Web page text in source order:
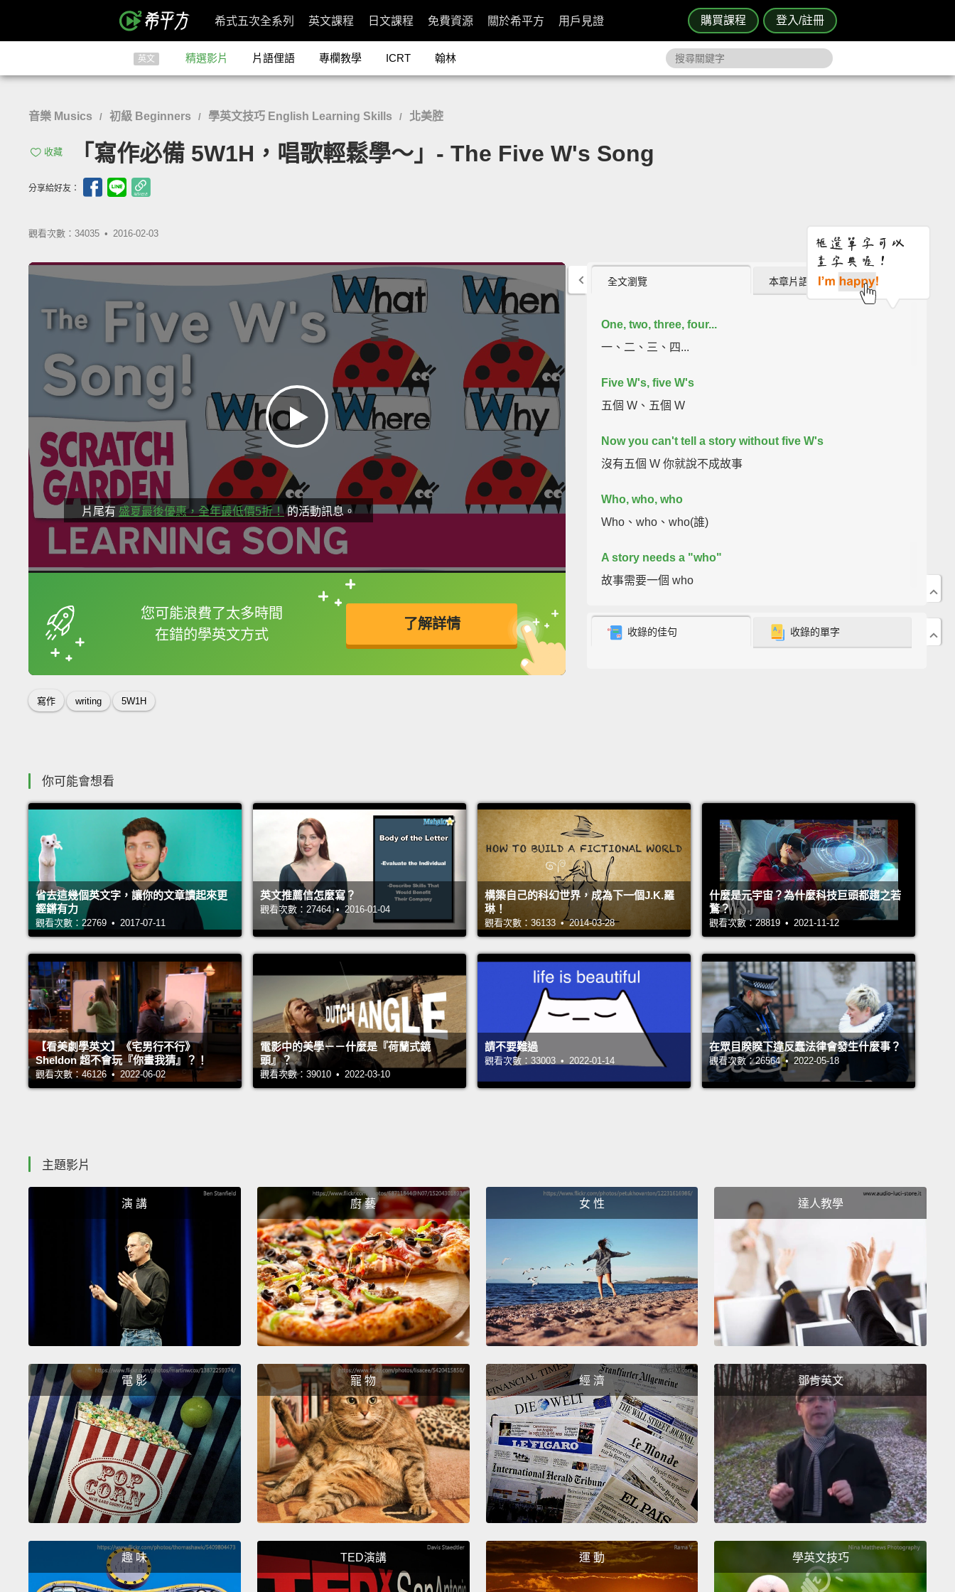
購買課程 登入/註冊
希式五次全系列 英文課程 日文課程 免費資源 關於希平方 用戶見證
英文 精選影片 片語俚語 專欄教學 ICRT 翰林
音樂 Musics / 初級 Beginners / 學英文技巧 English Learning Skills / 北美腔
收藏 「寫作必備 5W1H，唱歌輕鬆學～」- The Five W's Song
分享給好友：
觀看次數：34035 • 2016-02-03
片尾有 盛夏最後優惠，全年最低價5折！的活動訊息。
您可能浪費了太多時間
在錯的學英文方式
了解詳情
框選或點兩下字幕可以直接查字典喔！
英
寫作 writing 5W1H
全文瀏覽 本章片語 (0)
One, two, three, four...
一、二、三、四...
Five W's, five W's
五個 W、五個 W
Now you can't tell a story without five W's
沒有五個 W 你就說不成故事
Who, who, who
Who、who、who(誰)
A story needs a "who"
故事需要一個 who
Like a grandma or a dog or even you
像是一個阿嬤或一隻狗或甚至你
像是生日派對或你抓的魚
Where, where, where
Where、where、where(何處)
A story needs a "where"
故事需要一個 where
Like your bedroom, at the beach, or over there
像是你的房間、在海邊，或在那邊
When, when, when
When、when、when(何時)
A story needs a "when"
Oh, why, why, why
噢，why、why、why(為何)
A story needs a "why"
故事需要一個 why
Like because you missed the bus or because they
wanted to fly
Five W's, five W's
五個 W、五個 W
You can't tell a story without five W's
沒有五個 W 你就說不成故事
Hey, everyone! I'm here for the song. Hello?
Yoo-hoo!
嘿，大家!我來這唱歌。哈囉？呦呼!大家去哪啦？
收錄的佳句 收錄的單字
你可能會想看
省去這幾個英文字，讓你的文章讀起來更
鏗鏘有力
觀看次數：22769 • 2017-07-11
英文推薦信怎麼寫？
觀看次數：27464 • 2016-01-04
構築自己的科幻世界，成為下一個J.K.羅
琳！
觀看次數：36133 • 2014-03-28
什麼是元宇宙？為什麼科技巨頭都趨之若
鶩？
觀看次數：28819 • 2021-11-12
【看美劇學英文】《宅男行不行》
Sheldon 超不會玩『你畫我猜』？！
觀看次數：46126 • 2022-06-02
電影中的美學－－什麼是『荷蘭式鏡
頭』？
觀看次數：39010 • 2022-03-10
請不要難過
觀看次數：33003 • 2022-01-14
在眾目睽睽下違反蠢法律會發生什麼事？
觀看次數：26564 • 2022-05-18
主題影片
演 講 廚 藝 女 性 達人教學
電 影 寵 物 經 濟 鄧肯英文
趣 味 TED演講 運 動 學英文技巧